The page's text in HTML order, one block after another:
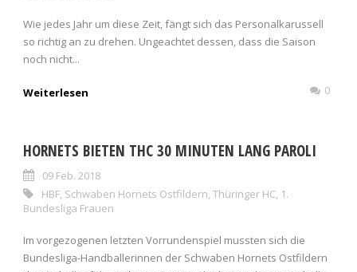
Wie jedes Jahr um diese Zeit, fängt sich das Personalkarussell
so richtig an zu drehen. Ungeachtet dessen, dass die Saison
noch nicht...
Weiterlesen 0
HORNETS BIETEN THC 30 MINUTEN LANG PAROLI
09 Feb. 2018
HBF Schwaben Hornets Ostfildern Thüringer HC 1.
Bundesliga Frauen
Im vorgezogenen letzten Vorrundenspiel mussten sich die
Bundesliga-Handballerinnen der Schwaben Hornets Ostfildern